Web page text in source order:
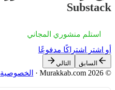
Substack
استلم منشوري المجاني
أو اشترِ اشتراكًا مدفوعًا
السابق التالي
© 2026 Murakkab.com
· الخصوصية